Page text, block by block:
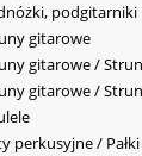
podgitarniki
gitarowe
gitarowe /
gitarowe /
perkusyjne /